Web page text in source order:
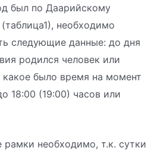
был по Даарийскому
необходимо
следующие данные: до дня
родился человек или
какое было время на момент
18:00 (19:00) часов или
рамки необходимо, т.к. сутки